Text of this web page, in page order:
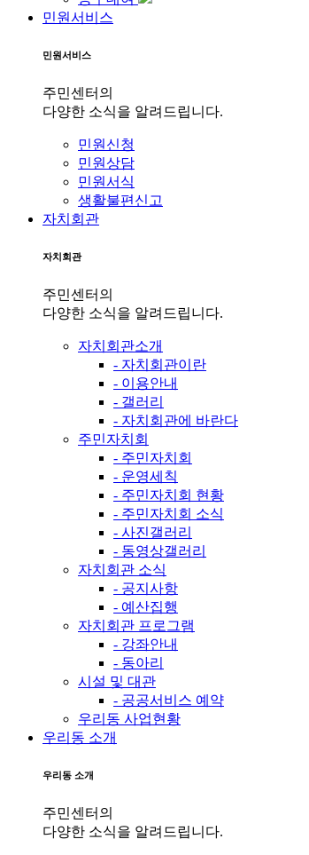
민원서비스
민원서비스
주민센터의
다양한 소식을 알려드립니다.
민원신청
민원상담
민원서식
생활불편신고
자치회관
자치회관
주민센터의
다양한 소식을 알려드립니다.
자치회관소개
- 자치회관이란
- 이용안내
- 갤러리
- 자치회관에 바란다
주민자치회
- 주민자치회
- 운영세칙
- 주민자치회 현황
- 주민자치회 소식
- 사진갤러리
- 동영상갤러리
자치회관 소식
- 공지사항
- 예산집행
자치회관 프로그램
- 강좌안내
- 동아리
시설 및 대관
- 공공서비스 예약
우리동 사업현황
우리동 소개
우리동 소개
주민센터의
다양한 소식을 알려드립니다.